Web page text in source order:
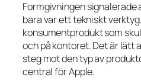
Formgivningen
bara var ett tekniskt
konsumentprodukt som
och på kontoret. Det är lätt
steg mot den typ av
central för Apple.